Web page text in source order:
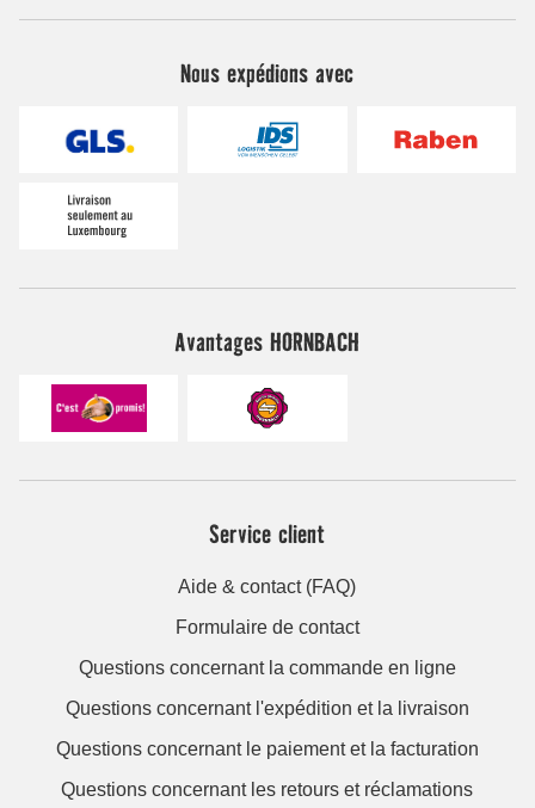
Nous expédions avec
Avantages HORNBACH
Service client
Aide & contact (FAQ)
Formulaire de contact
Questions concernant la commande en ligne
Questions concernant l'expédition et la livraison
Questions concernant le paiement et la facturation
Questions concernant les retours et réclamations